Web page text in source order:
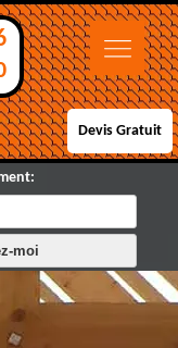
Devis Gratuit